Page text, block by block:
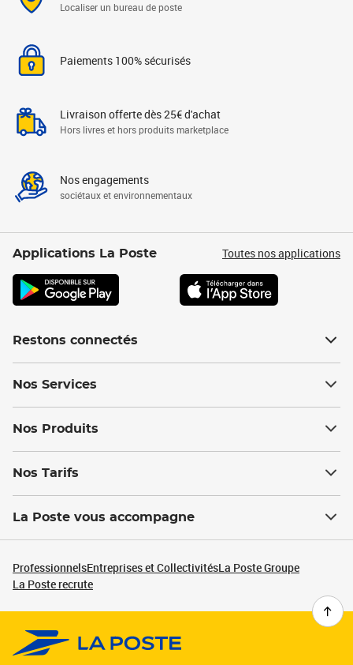
Localiser un bureau de poste
Paiements 100% sécurisés
Livraison offerte dès 25€ d'achat
Hors livres et hors produits marketplace
Nos engagements
sociétaux et environnementaux
Applications La Poste Toutes nos applications
Restons connectés
Nos Services
Nos Produits
Nos Tarifs
La Poste vous accompagne
ProfessionnelsEntreprises et CollectivitésLa Poste Groupe
La Poste recrute